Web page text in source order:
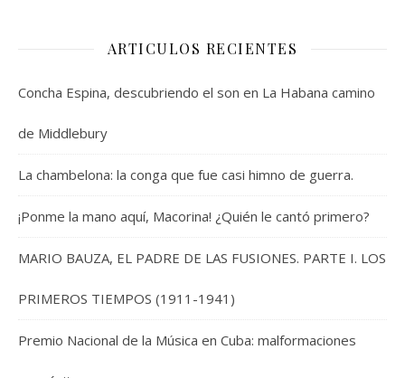
ARTICULOS RECIENTES
Concha Espina, descubriendo el son en La Habana camino
de Middlebury
La chambelona: la conga que fue casi himno de guerra.
¡Ponme la mano aquí, Macorina! ¿Quién le cantó primero?
MARIO BAUZA, EL PADRE DE LAS FUSIONES. PARTE I. LOS
PRIMEROS TIEMPOS (1911-1941)
Premio Nacional de la Música en Cuba: malformaciones